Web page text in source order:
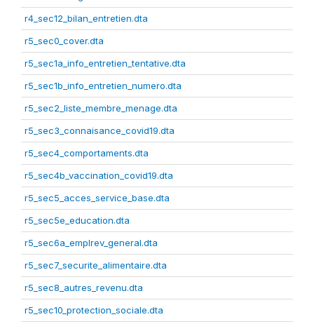
r4_sec12_bilan_entretien.dta
r5_sec0_cover.dta
r5_sec1a_info_entretien_tentative.dta
r5_sec1b_info_entretien_numero.dta
r5_sec2_liste_membre_menage.dta
r5_sec3_connaisance_covid19.dta
r5_sec4_comportaments.dta
r5_sec4b_vaccination_covid19.dta
r5_sec5_acces_service_base.dta
r5_sec5e_education.dta
r5_sec6a_emplrev_general.dta
r5_sec7_securite_alimentaire.dta
r5_sec8_autres_revenu.dta
r5_sec10_protection_sociale.dta